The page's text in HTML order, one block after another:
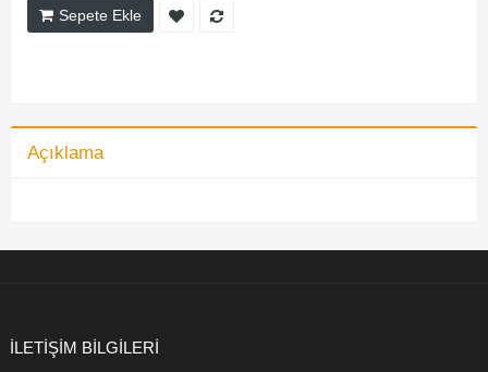
Sepete Ekle
Açıklama
İLETİŞİM BİLGİLERİ